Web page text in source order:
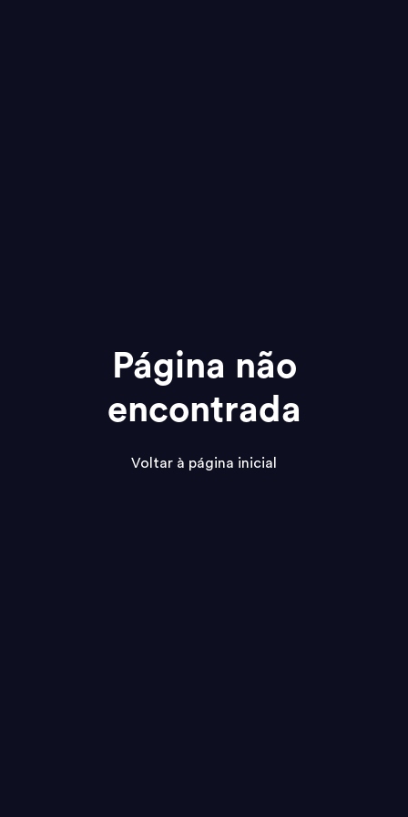
Página não
encontrada
Voltar à página inicial